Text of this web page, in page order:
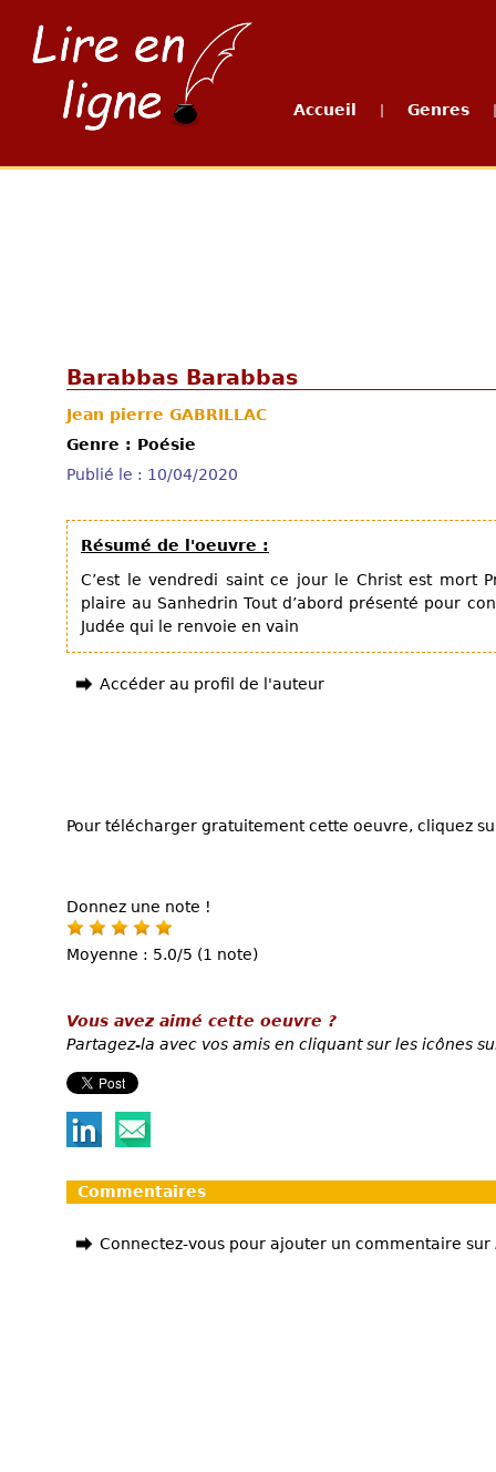
Accueil Genres
Barabbas Barabbas
Jean pierre GABRILLAC
Genre : Poésie
Publié le : 10/04/2020
Résumé de l'oeuvre :
C’est le vendredi saint ce jour le Christ est mort
plaire au Sanhedrin Tout d’abord présenté pour
Judée qui le renvoie en vain
Accéder au profil de l'auteur
Pour télécharger gratuitement cette oeuvre, cliquez
Donnez une note !
Moyenne : 5.0/5 (1 note)
Vous avez aimé cette oeuvre ?
Partagez-la avec vos amis en cliquant sur les icônes
Commentaires
Connectez-vous pour ajouter un commentaire sur